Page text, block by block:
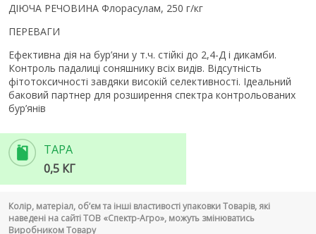
ДІЮЧА РЕЧОВИНА Флорасулам, 250 г/кг
ПЕРЕВАГИ
Ефективна дія на бур’яни у т.ч. стійкі до 2,4-Д і дикамби.
Контроль падалиці соняшнику всіх видів. Відсутність
фітотоксичності завдяки високій селективності. Ідеальний
баковий партнер для розширення спектра контрольованих
бур’янів
ТАРА
0,5 КГ
Колір, матеріал, об’єм та інші властивості упаковки Товарів, які
наведені на сайті ТОВ «Спектр-Агро», можуть змінюватись
Виробником Товару